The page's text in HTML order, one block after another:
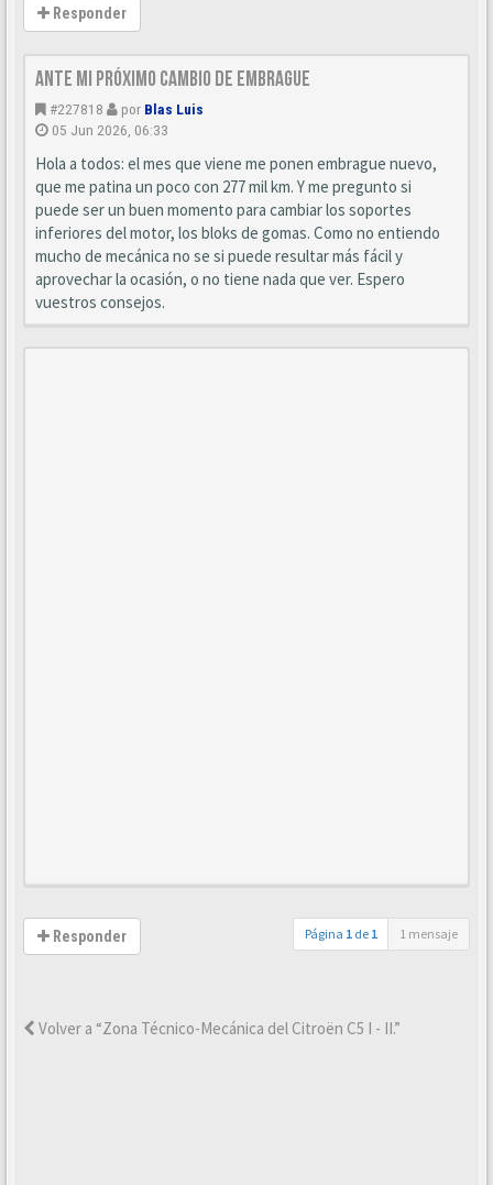
Responder
Ante mi próximo cambio de embrague
#227818 por Blas Luis
05 Jun 2026, 06:33
Hola a todos: el mes que viene me ponen embrague nuevo,
que me patina un poco con 277 mil km. Y me pregunto si
puede ser un buen momento para cambiar los soportes
inferiores del motor, los bloks de gomas. Como no entiendo
mucho de mecánica no se si puede resultar más fácil y
aprovechar la ocasión, o no tiene nada que ver. Espero
vuestros consejos.
Responder Página 1 de 1 1 mensaje
Volver a “Zona Técnico-Mecánica del Citroën C5 I - II.”